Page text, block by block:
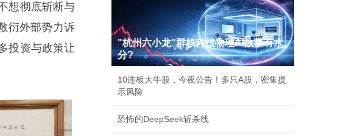
想彻底斩断与
衍外部势力诉
投资与政策让
"杭州六小龙"群核科技物理AI故事有水
分?
10连板大牛股，今夜公告！多只A股，密集提
示风险
恐怖的DeepSeek斩杀线